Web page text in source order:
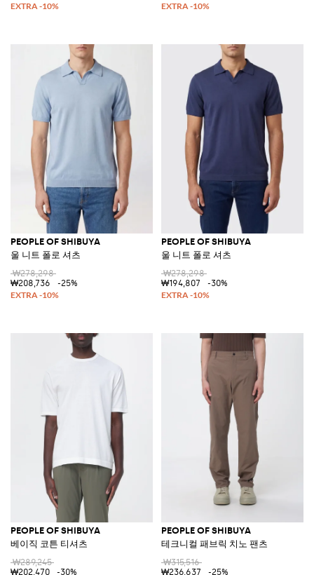
PEOPLE OF SHIBUYA
울 니트 폴로 셔츠
₩278,298
₩208,736
-25%
PEOPLE OF SHIBUYA
울 니트 폴로 셔츠
₩278,298
₩194,807
-30%
PEOPLE OF SHIBUYA
베이직 코튼 티셔츠
₩289,245
₩202,470
-30%
PEOPLE OF SHIBUYA
테크니컬 패브릭 치노 팬츠
₩315,516
₩236,637
-25%